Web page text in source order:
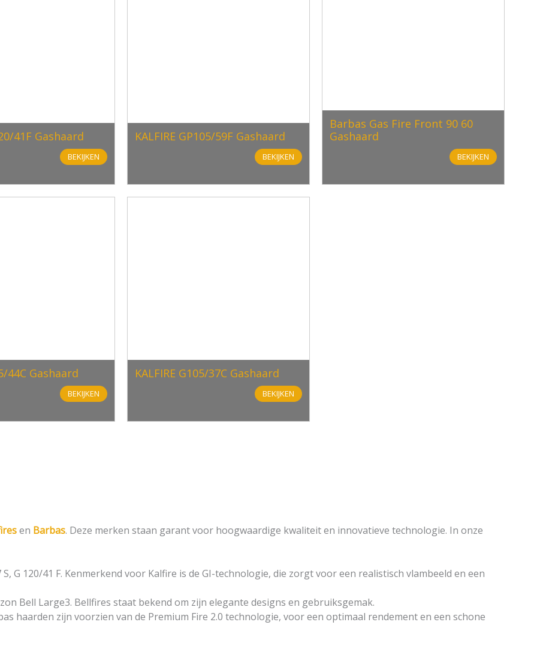
41F Gashaard
BEKIJKEN
KALFIRE GP105/59F Gashaard
BEKIJKEN
Barbas Gas Fire Front 90 60
Gashaard
BEKIJKEN
44C Gashaard
BEKIJKEN
KALFIRE G105/37C Gashaard
BEKIJKEN
en Barbas. Deze merken staan garant voor hoogwaardige kwaliteit en innovatieve technologie. In onze
S, G 120/41 F. Kenmerkend voor Kalfire is de GI-technologie, die zorgt voor een realistisch vlambeeld en een
Bell Large3. Bellfires staat bekend om zijn elegante designs en gebruiksgemak.
haarden zijn voorzien van de Premium Fire 2.0 technologie, voor een optimaal rendement en een schone